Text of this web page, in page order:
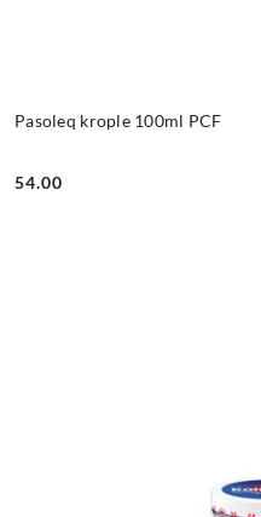
Pasoleq krople 100ml PCF
Cena:
54.00